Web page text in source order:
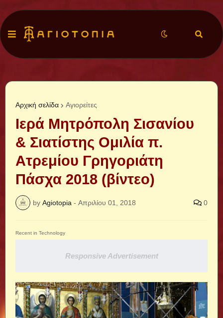
Αρχική σελίδα Αγιορείτες
Iερά Μητρόπολη Σισανίου
& Σιατίστης Oμιλία π.
Ατρεμίου Γρηγοριάτη
Πάσχα 2018 (βίντεο)
by Agiotopia - Απριλίου 01, 2018 0
Recent in Technology
Responsive Advertisement